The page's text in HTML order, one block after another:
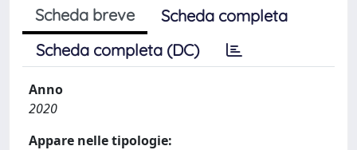
Scheda breve
Scheda completa
Scheda completa (DC)
Anno
2020
Appare nelle tipologie: